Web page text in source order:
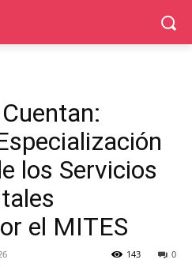
los Servicios
el MITES
0
143